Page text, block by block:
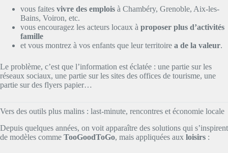
vous faites vivre des emplois à Chambéry, Grenoble, Aix-les-
Bains, Voiron, etc.
vous encouragez les acteurs locaux à proposer plus d’activités
famille
et vous montrez à vos enfants que leur territoire a de la valeur.
Le problème, c’est que l’information est éclatée : une partie sur les
réseaux sociaux, une partie sur les sites des offices de tourisme, une
partie sur des flyers papier…
Vers des outils plus malins : last-minute, rencontres et économie locale
Depuis quelques années, on voit apparaître des solutions qui s’inspirent
de modèles comme TooGoodToGo, mais appliquées aux loisirs :